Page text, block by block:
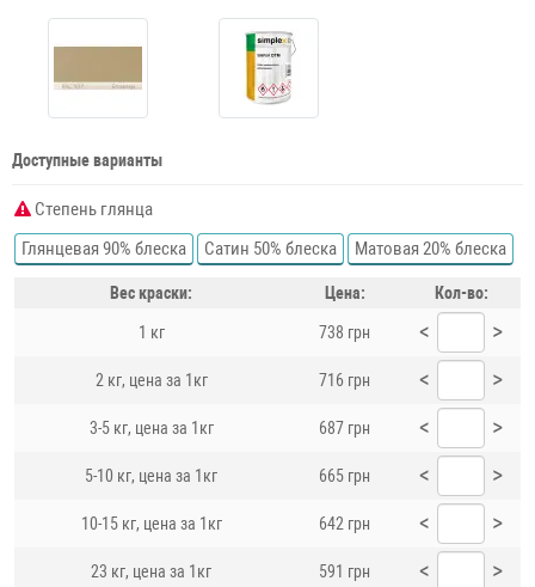
Доступные варианты
Степень глянца
Глянцевая 90% блеска
Сатин 50% блеска Матовая 20% блеска
Вес краски: Цена: Кол-во:
1 кг 738 грн < >
2 кг, цена за 1кг 716 грн < >
3-5 кг, цена за 1кг 687 грн < >
5-10 кг, цена за 1кг 665 грн < >
10-15 кг, цена за 1кг 642 грн < >
23 кг, цена за 1кг 591 грн < >